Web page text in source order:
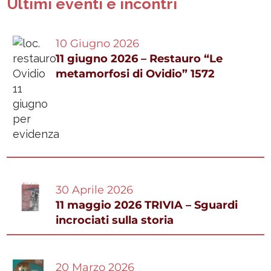
10 Giugno 2026
11 giugno 2026 – Restauro “Le
metamorfosi di Ovidio” 1572
30 Aprile 2026
11 maggio 2026 TRIVIA – Sguardi
incrociati sulla storia
20 Marzo 2026